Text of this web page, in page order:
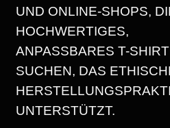
UND ONLINE-SHOPS,
HOCHWERTIGES,
ANPASSBARES T-SHIRT
SUCHEN, DAS
UNTERSTÜTZT.